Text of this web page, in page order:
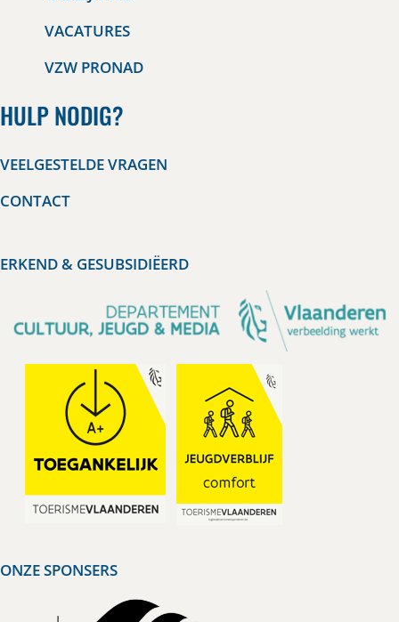
VACATURES
VZW PRONAD
HULP NODIG?
VEELGESTELDE VRAGEN
CONTACT
ERKEND & GESUBSIDIËERD
ONZE SPONSERS